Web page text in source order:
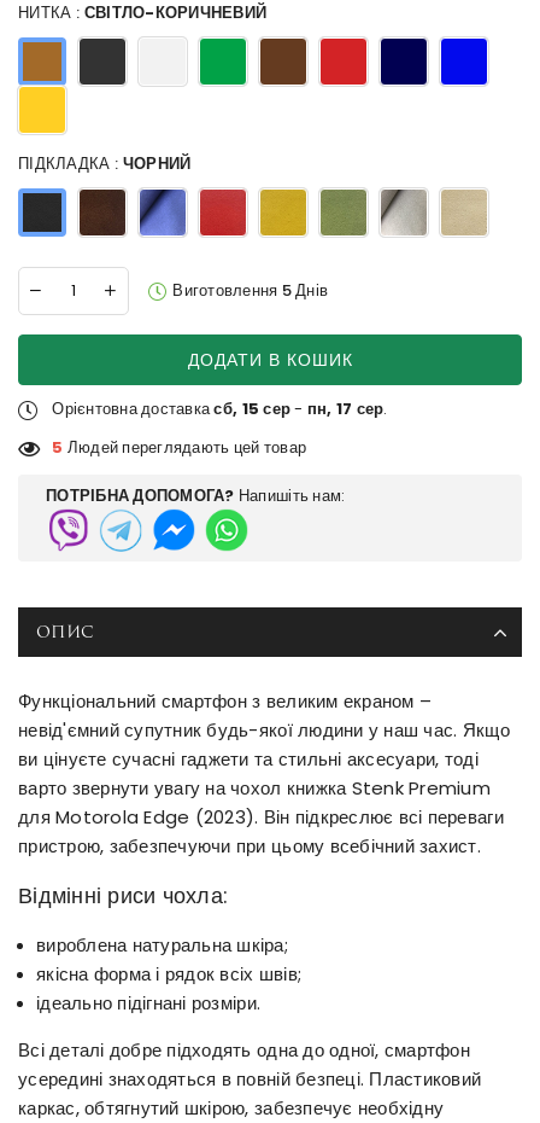
НИТКА : СВІТЛО-КОРИЧНЕВИЙ
ПІДКЛАДКА : ЧОРНИЙ
Виготовлення 5 Днів
ДОДАТИ В КОШИК
Орієнтовна доставкасб, 15 сер- пн, 17 сер.
5 Людей переглядають цей товар
ПОТРІБНА ДОПОМОГА? Напишіть нам:
ОПИС
Функціональний смартфон з великим екраном –
невід'ємний супутник будь-якої людини у наш час. Якщо
ви цінуєте сучасні гаджети та стильні аксесуари, тоді
варто звернути увагу на чохол книжка Stenk Premium
для Motorola Edge (2023). Він підкреслює всі переваги
пристрою, забезпечуючи при цьому всебічний захист.
Відмінні риси чохла:
вироблена натуральна шкіра;
якісна форма і рядок всіх швів;
ідеально підігнані розміри.
Всі деталі добре підходять одна до одної, смартфон
усередині знаходяться в повній безпеці. Пластиковий
каркас, обтягнутий шкірою, забезпечує необхідну